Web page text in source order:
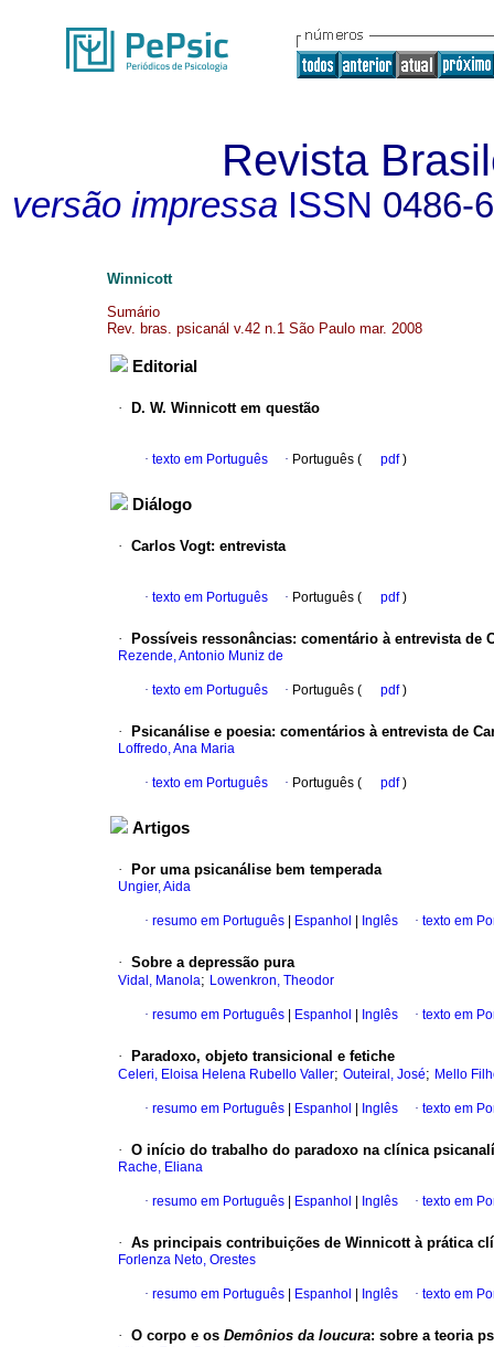
Revista
versão impressa ISSN 0486-
Winnicott
Sumário
Rev. bras. psicanál v.42 n.1 São Paulo mar. 2008
Editorial
· D. W. Winnicott em questão
· texto em Português · Português ( pdf)
Diálogo
· Carlos Vogt: entrevista
· texto em Português · Português ( pdf)
· Possíveis ressonâncias: comentário à entrevista de
Rezende, Antonio Muniz de
· texto em Português · Português ( pdf)
· Psicanálise e poesia: comentários à entrevista de
Loffredo, Ana Maria
· texto em Português · Português ( pdf)
Artigos
· Por uma psicanálise bem temperada
Ungier, Aida
· resumo em Português Espanhol Inglês · texto em
· Sobre a depressão pura
Vidal, Manola; Lowenkron, Theodor
· resumo em Português Espanhol Inglês · texto em
· Paradoxo, objeto transicional e fetiche
Celeri, Eloisa Helena Rubello Valler; Outeiral, José; Mello
· resumo em Português Espanhol Inglês · texto em
· O início do trabalho do paradoxo na clínica
Rache, Eliana
· resumo em Português Espanhol Inglês · texto em
· As principais contribuições de Winnicott à prática
Forlenza Neto, Orestes
· resumo em Português Espanhol Inglês · texto em
· O corpo e os Demônios da loucura: sobre a teoria